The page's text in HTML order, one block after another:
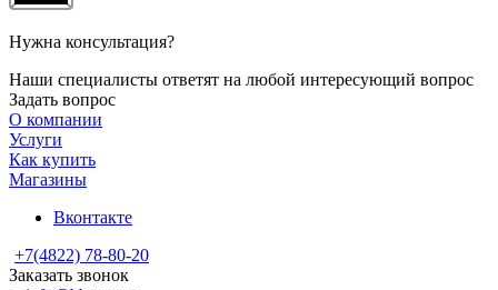
Нужна консультация?
Наши специалисты ответят на любой интересующий вопрос
Задать вопрос
О компании
Услуги
Как купить
Магазины
Вконтакте
+7(4822) 78-80-20
Заказать звонок